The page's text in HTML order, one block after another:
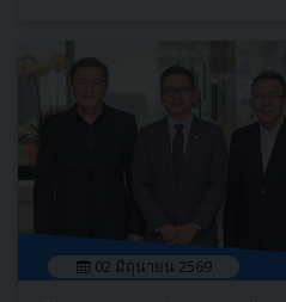
02 มิถุนายน 2569